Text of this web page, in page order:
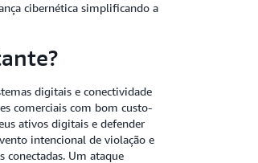
cibernética simplificando a
digitais e conectividade
comerciais com bom custo-
ativos digitais e defender
intencional de violação e
conectadas. Um ataque